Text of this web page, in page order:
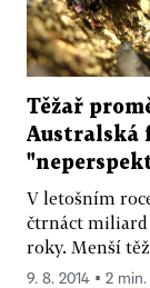
Těžař
Australská
V letošním
čtrnáct miliard
roky. Menší
9. 8. 2014 ▪ 2